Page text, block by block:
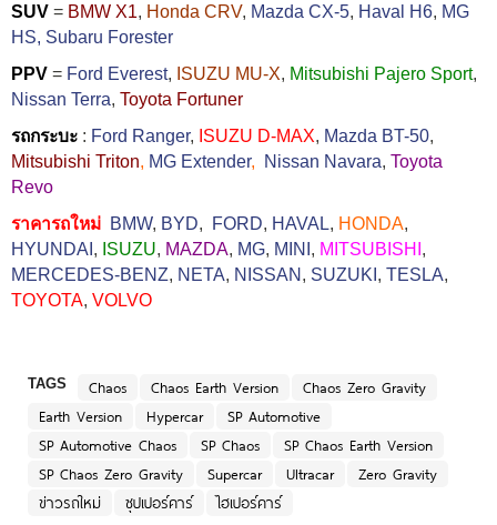
SUV = BMW X1, Honda CRV, Mazda CX-5, Haval H6, MG
HS, Subaru Forester
PPV = Ford Everest, ISUZU MU-X, Mitsubishi Pajero Sport,
Nissan Terra, Toyota Fortuner
รถกระบะ : Ford Ranger, ISUZU D-MAX, Mazda BT-50,
Mitsubishi Triton, MG Extender, Nissan Navara, Toyota
Revo
ราคารถใหม่ BMW, BYD, FORD, HAVAL, HONDA,
HYUNDAI , ISUZU, MAZDA, MG, MINI , MITSUBISHI ,
MERCEDES-BENZ, NETA, NISSAN , SUZUKI , TESLA,
TOYOTA, VOLVO
TAGS Chaos Chaos Earth Version
Chaos Zero Gravity
Earth Version
Hypercar
SP Automotive
SP Automotive Chaos
SP Chaos
SP Chaos Earth Version
SP Chaos Zero Gravity
Supercar Ultracar
Zero Gravity
ข่าวรถใหม่
ซุปเปอร์คาร์ ไฮเปอร์คาร์